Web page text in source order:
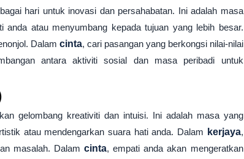
hari untuk inovasi dan persahabatan. Ini adalah masa
anda atau menyumbang kepada tujuan yang lebih besar.
Dalam cinta, cari pasangan yang berkongsi nilai-nilai
antara aktiviti sosial dan masa peribadi untuk
gelombang kreativiti dan intuisi. Ini adalah masa yang
atau mendengarkan suara hati anda. Dalam kerjaya,
masalah. Dalamcinta, empati anda akan mengeratkan